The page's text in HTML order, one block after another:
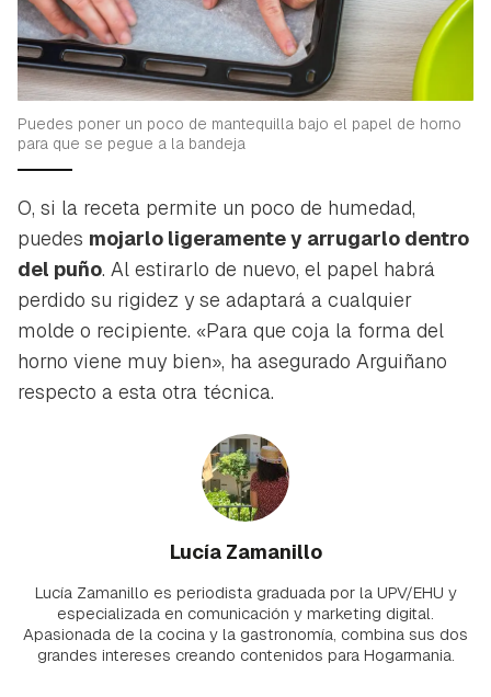
Puedes poner un poco de mantequilla bajo el papel de horno
para que se pegue a la bandeja
O, si la receta permite un poco de humedad,
puedes mojarlo ligeramente y arrugarlo dentro
del puño. Al estirarlo de nuevo, el papel habrá
perdido su rigidez y se adaptará a cualquier
molde o recipiente. «Para que coja la forma del
horno viene muy bien», ha asegurado Arguiñano
respecto a esta otra técnica.
Lucía Zamanillo
Lucía Zamanillo es periodista graduada por la UPV/EHU y
especializada en comunicación y marketing digital.
Apasionada de la cocina y la gastronomía, combina sus dos
grandes intereses creando contenidos para Hogarmania.